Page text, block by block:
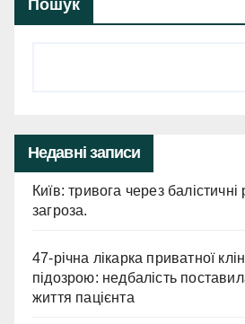
Пошук
Недавні записи
Київ: тривога через
загроза.
47-річна лікарка приватної
підозрою: недбалість
життя пацієнта